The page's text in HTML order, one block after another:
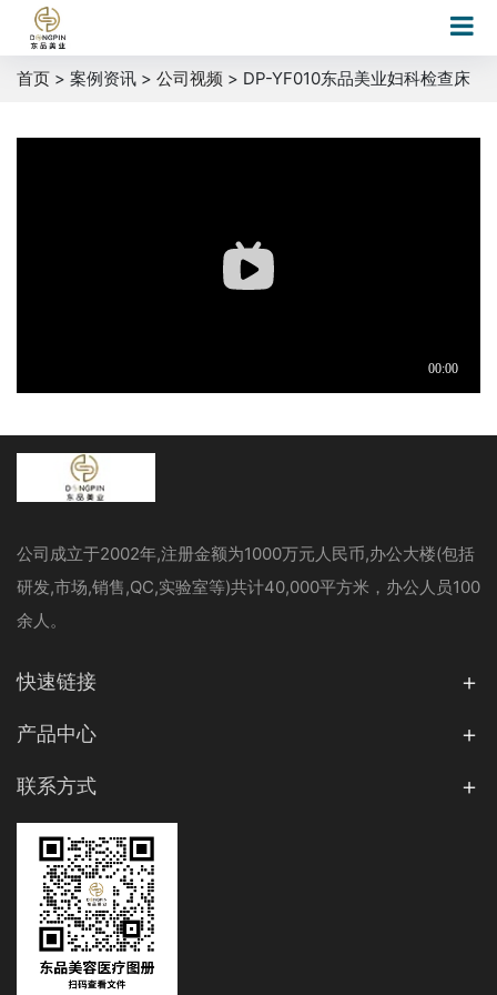
首页 > 案例资讯 > 公司视频 > DP-YF010东品美业妇科检查床
公司成立于2002年,注册金额为1000万元人民币,办公大楼(包括
研发,市场,销售,QC,实验室等)共计40,000平方米，办公人员100
余人。
快速链接
产品中心
联系方式